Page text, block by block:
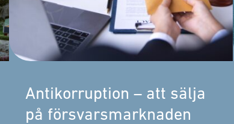
Antikorruption – att sälja
på försvarsmarknaden